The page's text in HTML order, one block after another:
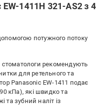
1411H 321-AS2 з 4
потужного потоку
стоматологи рекомендують
для ретельного та
Panasonic EW-1411 подає
кПа), які швидко та
та зубний наліт із